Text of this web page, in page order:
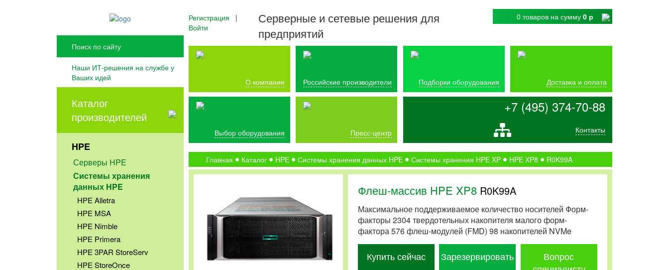
Наши ИТ-решения на службе у
Ваших идей
Каталог
производителей
HPE
Серверы HPE
Системы хранения
данных HPE
HPE Alletra
HPE MSA
HPE Nimble
HPE Primera
HPE 3PAR StoreServ
HPE StoreOnce
Регистрация |
Войти
Серверные и сетевые решения для
предприятий
0 товаров на сумму 0 р
О компании Российские производители Подборки оборудования Доставка и оплата
Выбор оборудования Пресс-центр
+7 (495) 374-70-88
Контакты
Главная Каталог HPE Системы хранения данных HPE Системы хранения HPE XP HPE XP8 R0K99A
Флеш-массив HPE XP8 R0K99A
Максимальное поддерживаемое количество носителей Форм-
факторы 2304 твердотельных накопителя малого форм-
фактора 576 флеш-модулей (FMD) 98 накопителей NVMe
Купить сейчас Зарезервировать
Вопрос